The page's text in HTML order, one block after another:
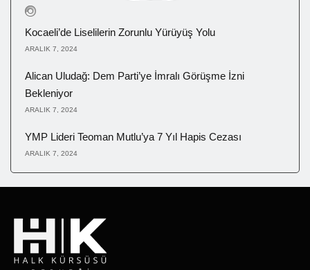
Kocaeli’de Liselilerin Zorunlu Yürüyüş Yolu
ARALIK 7, 2024
Alican Uludağ: Dem Parti’ye İmralı Görüşme İzni
Bekleniyor
ARALIK 7, 2024
YMP Lideri Teoman Mutlu’ya 7 Yıl Hapis Cezası
ARALIK 7, 2024